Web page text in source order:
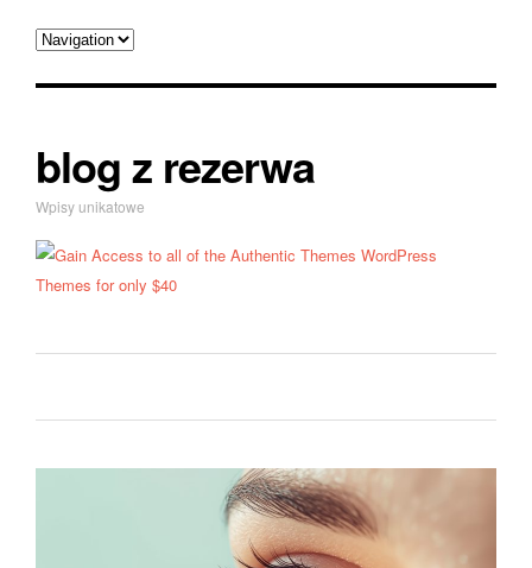
blog z rezerwa
Wpisy unikatowe